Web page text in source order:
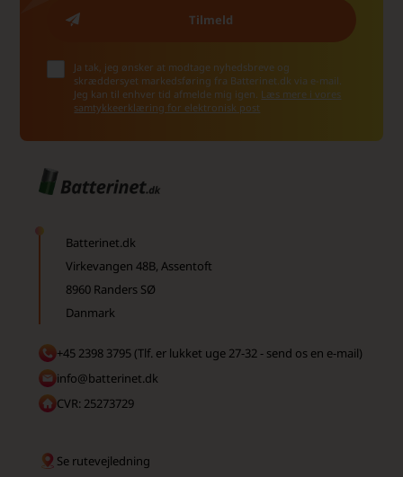
Ja tak, jeg ønsker at modtage nyhedsbreve og
skræddersyet markedsføring fra Batterinet.dk via e-mail.
Jeg kan til enhver tid afmelde mig igen. Læs mere i vores
samtykkeerklæring for elektronisk post
Batterinet.dk
Virkevangen 48B, Assentoft
8960 Randers SØ
Danmark
+45 2398 3795 (Tlf. er lukket uge 27-32 - send os en e-mail)
info@batterinet.dk
CVR: 25273729
Se rutevejledning